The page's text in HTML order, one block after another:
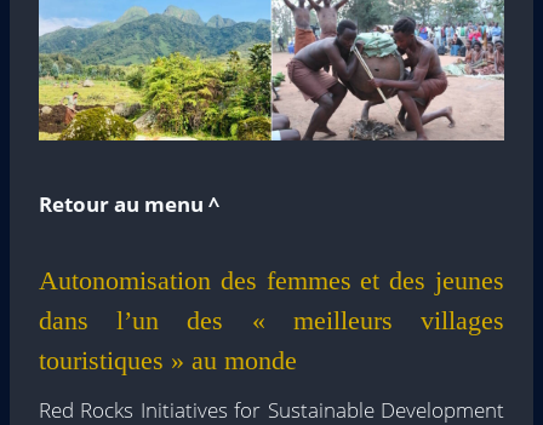
Retour au menu ^
Autonomisation des femmes et des jeunes
dans l’un des « meilleurs villages
touristiques » au monde
Red Rocks Initiatives for Sustainable Development